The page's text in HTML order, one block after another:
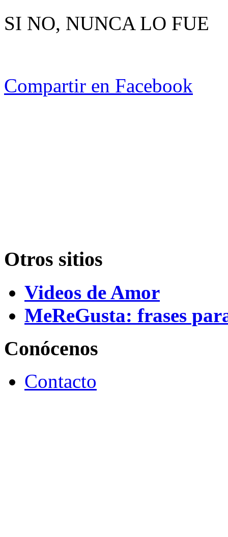
SI NO, NUNCA LO FUE
Compartir en Facebook
Otros sitios
Videos de Amor
MeReGusta: frases
Conócenos
Contacto